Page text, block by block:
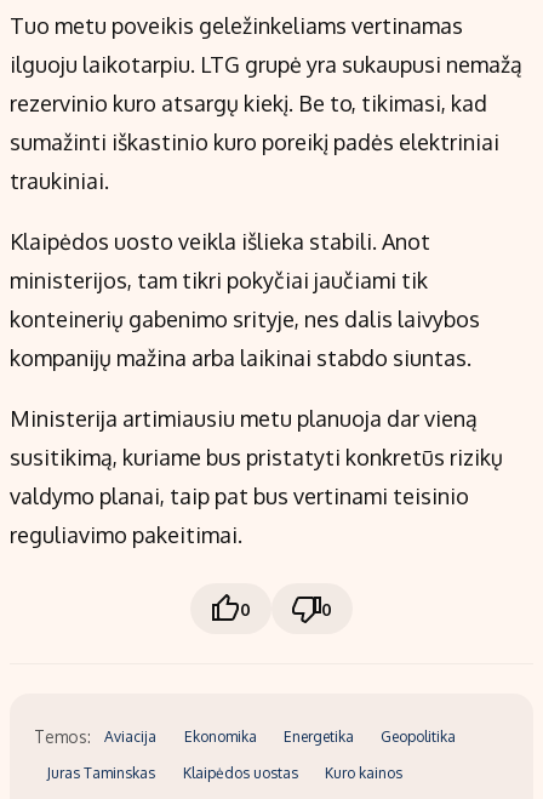
Tuo metu poveikis geležinkeliams vertinamas
ilguoju laikotarpiu. LTG grupė yra sukaupusi nemažą
rezervinio kuro atsargų kiekį. Be to, tikimasi, kad
sumažinti iškastinio kuro poreikį padės elektriniai
traukiniai.
Klaipėdos uosto veikla išlieka stabili. Anot
ministerijos, tam tikri pokyčiai jaučiami tik
konteinerių gabenimo srityje, nes dalis laivybos
kompanijų mažina arba laikinai stabdo siuntas.
Ministerija artimiausiu metu planuoja dar vieną
susitikimą, kuriame bus pristatyti konkretūs rizikų
valdymo planai, taip pat bus vertinami teisinio
reguliavimo pakeitimai.
0 0
Temos: Aviacija Ekonomika Energetika Geopolitika
Juras Taminskas Klaipėdos uostas Kuro kainos